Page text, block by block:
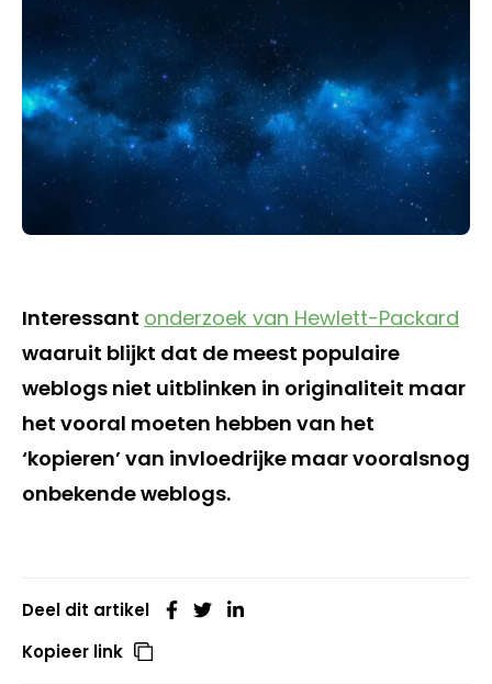
Interessant onderzoek van Hewlett-Packard
waaruit blijkt dat de meest populaire
weblogs niet uitblinken in originaliteit maar
het vooral moeten hebben van het
‘kopieren’ van invloedrijke maar vooralsnog
onbekende weblogs.
Deel dit artikel
Kopieer link